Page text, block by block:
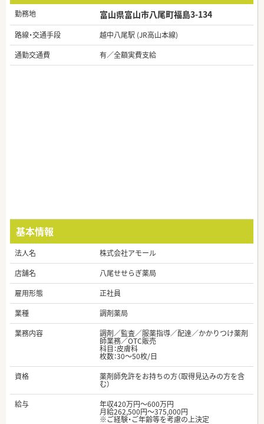
勤務地 富山県富山市八尾町福島3-134
路線・交通手段
越中八尾駅 (JR高山本線)
通勤交通費
有／全額実費支給
基本情報
法人名
株式会社アモール
店舗名
八尾せせらぎ薬局
雇用形態
正社員
業種
調剤薬局
業務内容
調剤／監査／服薬指導／配達／かかりつけ薬剤
師業務／OTC販売
科目：皮膚科
枚数：30～50枚/日
資格
薬剤師免許をお持ちの方（取得見込みの方を含
む）
給与
年収420万円～600万円
月給262,500円～375,000円
※ご経験・ご年齢等を考慮の上決定